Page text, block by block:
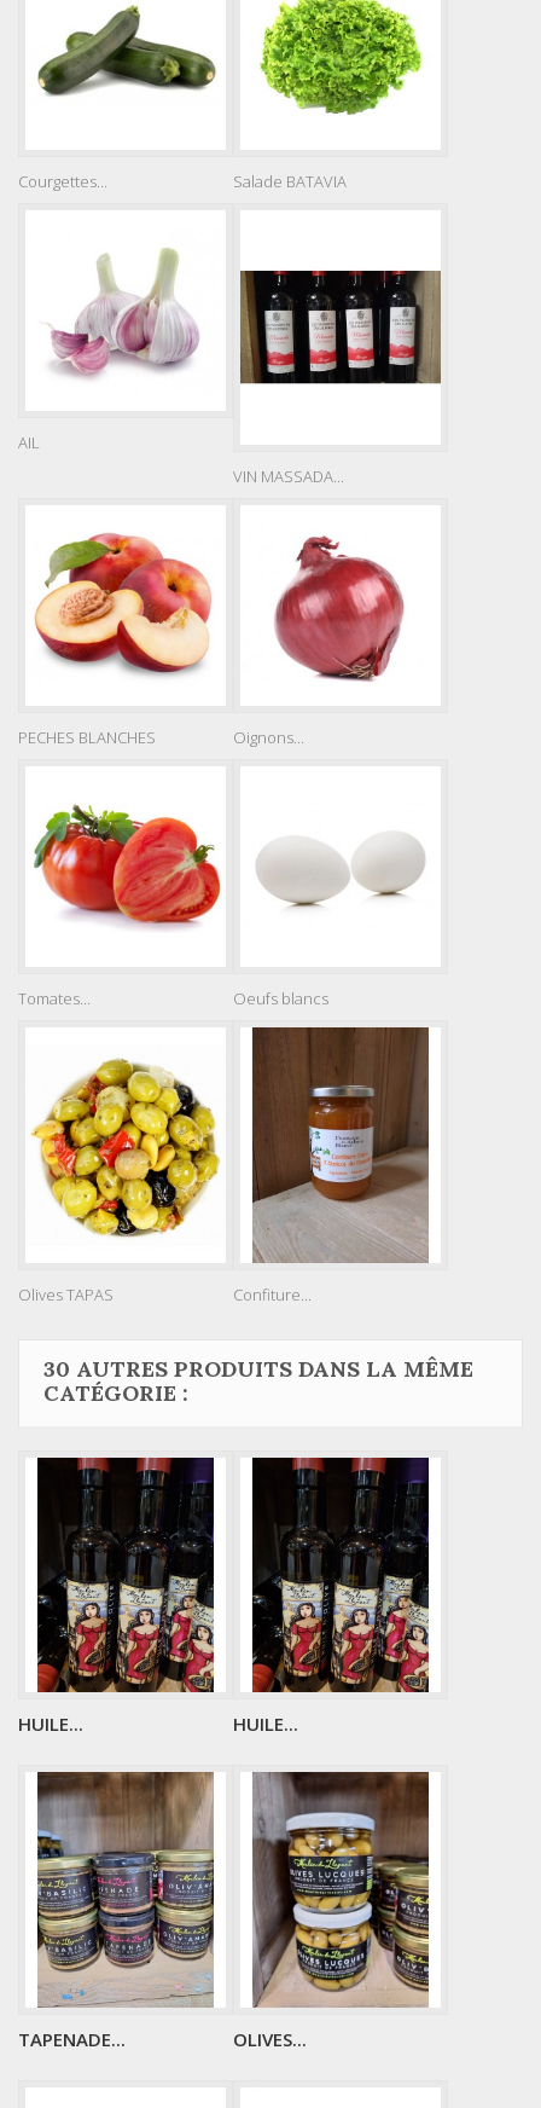
Courgettes... Salade BATAVIA
AIL
VIN MASSADA...
PECHES BLANCHES Oignons...
Tomates... Oeufs blancs
Olives TAPAS Confiture...
30 AUTRES PRODUITS DANS LA MÊME
CATÉGORIE :
HUILE... HUILE...
TAPENADE... OLIVES...